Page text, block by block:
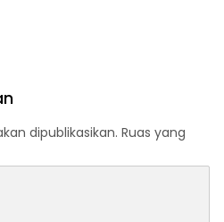
dipublikasikan. Ruas yang